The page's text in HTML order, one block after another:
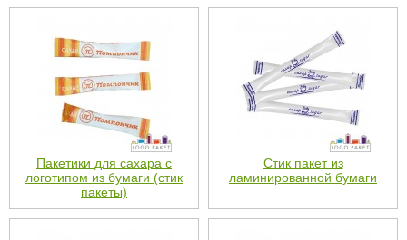
Пакетики для сахара с
логотипом из бумаги (стик
пакеты)
Стик пакет из
ламинированной бумаги